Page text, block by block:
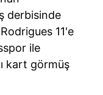
Kanunu uyarınca
ve sitemizde
çerezlerle ilgili bilgi
derbisinde
Rodrigues 11'e
ile
kart görmüş